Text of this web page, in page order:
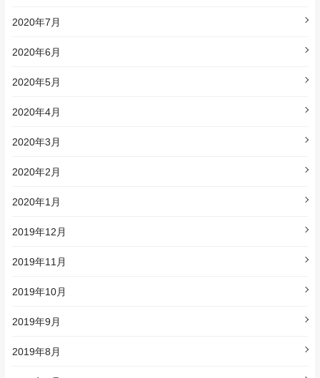
2020年7月
2020年6月
2020年5月
2020年4月
2020年3月
2020年2月
2020年1月
2019年12月
2019年11月
2019年10月
2019年9月
2019年8月